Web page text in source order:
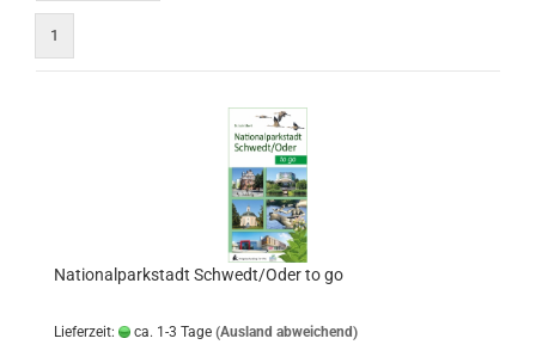
1
Nationalparkstadt Schwedt/Oder to go
Lieferzeit: ca. 1-3 Tage (Ausland abweichend)